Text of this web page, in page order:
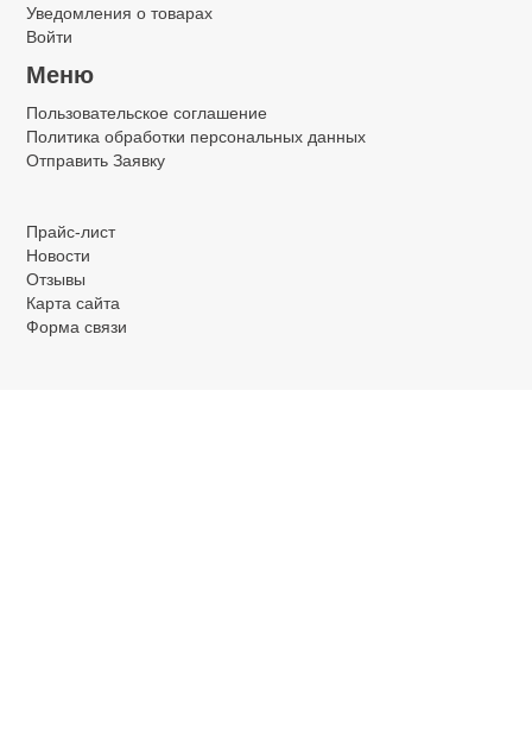
Уведомления о товарах
Войти
Меню
Пользовательское соглашение
Политика обработки персональных данных
Отправить Заявку
Прайс-лист
Новости
Отзывы
Карта сайта
Форма связи